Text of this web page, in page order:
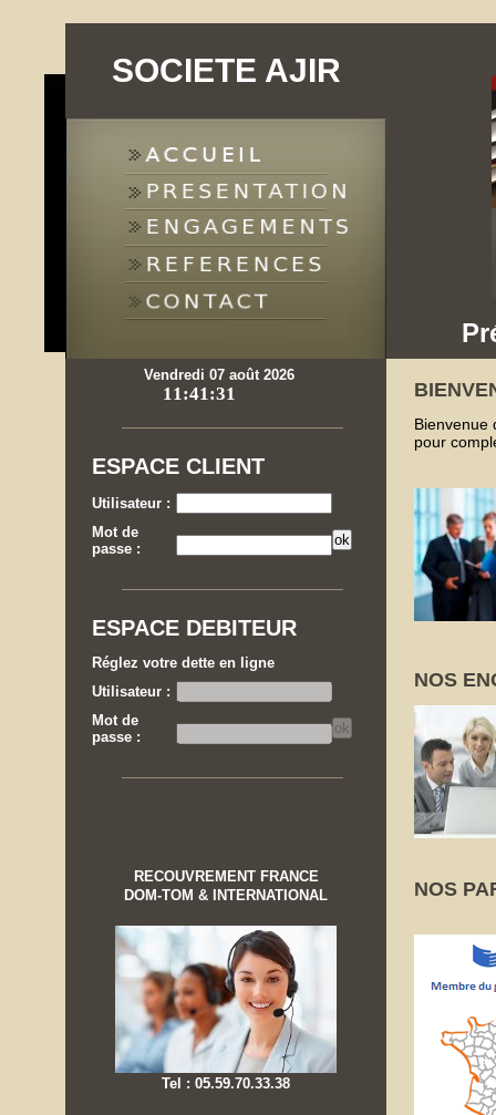
SOCIETE AJIR
Vendredi 07 août 2026
ESPACE CLIENT
Utilisateur :
Mot de
passe :
ESPACE DEBITEUR
Réglez votre dette en ligne
Utilisateur :
Mot de
passe :
Bienvenue
pour
NOS
NOS
RECOUVREMENT FRANCE
DOM-TOM & INTERNATIONAL
Tel : 05.59.70.33.38